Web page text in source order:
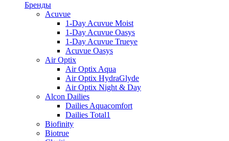
Бренды
Acuvue
1-Day Acuvue Moist
1-Day Acuvue Oasys
1-Day Acuvue Trueye
Acuvue Oasys
Air Optix
Air Optix Aqua
Air Optix HydraGlyde
Air Optix Night & Day
Alcon Dailies
Dailies Aquacomfort
Dailies Total1
Biofinity
Biotrue